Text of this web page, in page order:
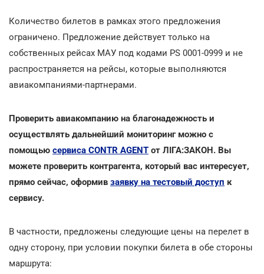
Количество билетов в рамках этого предложения
ограничено. Предложение действует только на
собственных рейсах МАУ под кодами PS 0001-0999 и не
распространяется на рейсы, которые выполняются
авиакомпаниями-партнерами.
Проверить авиакомпанию на благонадежность и
осуществлять дальнейший мониторинг можно с
помощью сервиса CONTR AGENT от ЛІГА:ЗАКОН. Вы
можете проверить контрагента, который вас интересует,
прямо сейчас, оформив заявку на тестовый доступ к
сервису.
В частности, предложены следующие цены на перелет в
одну сторону, при условии покупки билета в обе стороны
маршрута: